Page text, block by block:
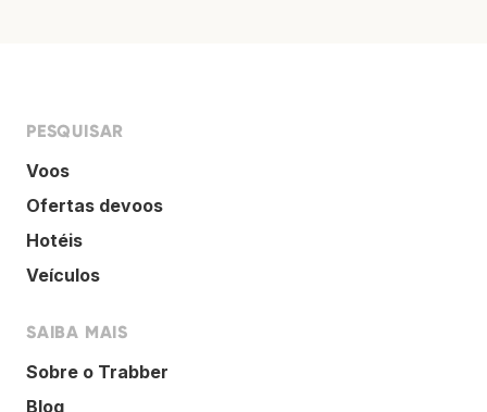
PESQUISAR
Voos
Ofertas devoos
Hotéis
Veículos
SAIBA MAIS
Sobre o Trabber
Blog